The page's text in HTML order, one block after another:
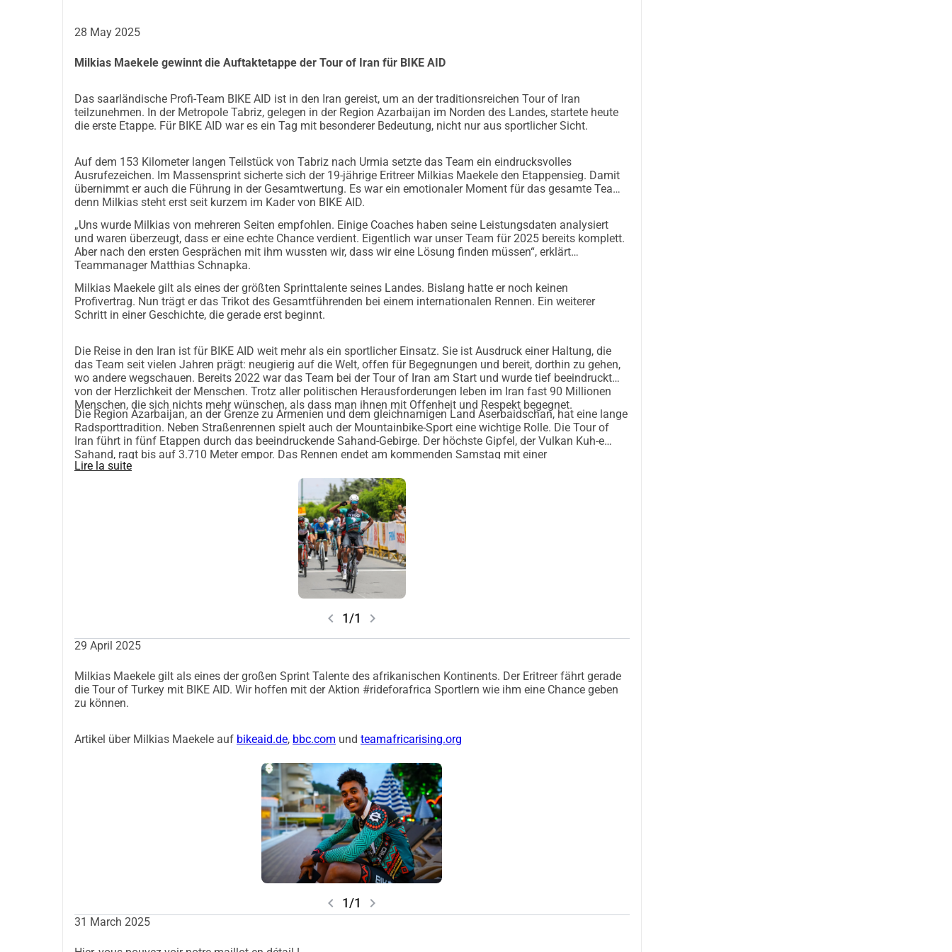
Africa Rising pour soutenir les jeunes talents africains
Cyclisme africain : Entre talent et défis
Maurice, l'Éthiopie et le Rwanda ont déjà produit des coureurs impressionnants, et des nations émergentes
comme le Bénin, le Maroc et l'Ouganda sont en plein essor. Grâce à AIDE À VÉLO, plusieurs athlètes africains
ont atteint la WorldTour.
conditions de visa difficiles et des possibilités de voyage limitées. Chaque année, nous recevons des centaines
de demandes de jeunes coureurs espérant une chance. Avec votre aide, nous pouvons offrir à certains d'entre
eux un avenir dans le cyclisme professionnel.
#rideforafrica : Le maillot africain avec une mission
AIDE À VÉLO a conçu un maillot spécial qui symbolise notre lien avec le cyclisme africain. À partir d'un soutien
de 100 euros, vous pouvez recevoir ce maillot si vous le souhaitez, et l'intégralité des bénéfices sera reversée à
notre initiative « 30.490 euros pour l'Afrique ». Si vous souhaitez le maillot, veuillez ajouter les frais d'expédition
DHL pour un colis assuré à votre adresse au montant de 100 euros.
Pourquoi ce chiffre ? 30.490 kilomètres correspondent à la longueur de la côte africaine
africains dans notre équipe et à soutenir les jeunes talents sur leur chemin vers Kigali.
Comment vous pouvez aider
• Soutenez notre campagne directement ici sur WhyDonate avec le montant de votre choix (possible dans le
monde entier)
• Si vous souhaitez spécifiquement notre maillot, vous pouvez également le commander directement dans notre
boutique sur www.bikeaid.de (disponible uniquement en Europe)
Où va l'argent ?
• Frais de voyage pour les trois athlètes africains de l'équipe AIDE À VÉLO
• Trois bourses de 2.000 € pour les jeunes coureurs africains en coopération avec Team Africa Rising
Participez et faites un signe avec nous pour un avenir plus juste dans le cyclisme !
commence maintenant !
28 May 2025
Milkias Maekele gewinnt die Auftaktetappe der Tour of Iran für BIKE AID
Das saarländische Profi-Team BIKE AID ist in den Iran gereist, um an der traditionsreichen Tour of Iran
teilzunehmen. In der Metropole Tabriz, gelegen in der Region Azarbaijan im Norden des Landes, startete heute
die erste Etappe. Für BIKE AID war es ein Tag mit besonderer Bedeutung, nicht nur aus sportlicher Sicht.
Auf dem 153 Kilometer langen Teilstück von Tabriz nach Urmia setzte das Team ein eindrucksvolles
Ausrufezeichen. Im Massensprint sicherte sich der 19-jährige Eritreer Milkias Maekele den Etappensieg. Damit
übernimmt er auch die Führung in der Gesamtwertung. Es war ein emotionaler Moment für das gesamte Team,
denn Milkias steht erst seit kurzem im Kader von BIKE AID.
„Uns wurde Milkias von mehreren Seiten empfohlen. Einige Coaches haben seine Leistungsdaten analysiert
und waren überzeugt, dass er eine echte Chance verdient. Eigentlich war unser Team für 2025 bereits komplett.
Aber nach den ersten Gesprächen mit ihm wussten wir, dass wir eine Lösung finden müssen“, erklärt
Teammanager Matthias Schnapka.
Milkias Maekele gilt als eines der größten Sprinttalente seines Landes. Bislang hatte er noch keinen
Profivertrag. Nun trägt er das Trikot des Gesamtführenden bei einem internationalen Rennen. Ein weiterer
Schritt in einer Geschichte, die gerade erst beginnt.
Die Reise in den Iran ist für BIKE AID weit mehr als ein sportlicher Einsatz. Sie ist Ausdruck einer Haltung, die
das Team seit vielen Jahren prägt: neugierig auf die Welt, offen für Begegnungen und bereit, dorthin zu gehen,
wo andere wegschauen. Bereits 2022 war das Team bei der Tour of Iran am Start und wurde tief beeindruckt
von der Herzlichkeit der Menschen. Trotz aller politischen Herausforderungen leben im Iran fast 90 Millionen
Menschen, die sich nichts mehr wünschen, als dass man ihnen mit Offenheit und Respekt begegnet.
Die Region Azarbaijan, an der Grenze zu Armenien und dem gleichnamigen Land Aserbaidschan, hat eine lange
Radsporttradition. Neben Straßenrennen spielt auch der Mountainbike-Sport eine wichtige Rolle. Die Tour of
Iran führt in fünf Etappen durch das beeindruckende Sahand-Gebirge. Der höchste Gipfel, der Vulkan Kuh-e
Sahand, ragt bis auf 3.710 Meter empor. Das Rennen endet am kommenden Samstag mit einer
anspruchsvollen Bergetappe über 200 Kilometer zurück nach Tabriz.
Lire la suite
chevron_left 1/1 chevron_right
29 April 2025
Milkias Maekele gilt als eines der großen Sprint Talente des afrikanischen Kontinents. Der Eritreer fährt gerade
die Tour of Turkey mit BIKE AID. Wir hoffen mit der Aktion #rideforafrica Sportlern wie ihm eine Chance geben
zu können.
Artikel über Milkias Maekele auf bikeaid.de, bbc.com und teamafricarising.org
chevron_left 1/1 chevron_right
31 March 2025